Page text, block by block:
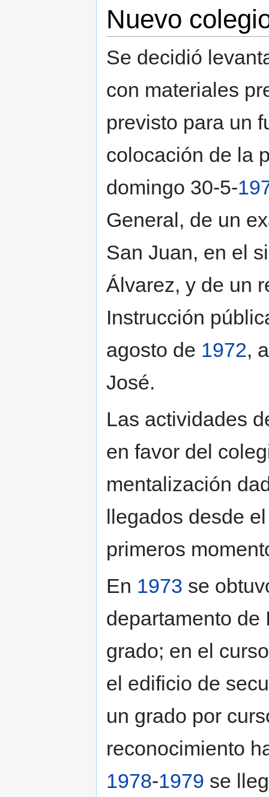
Nuevo
Se decidió
con materiales
previsto para un
colocación de la
domingo 30-5-
General, de un
San Juan, en el
Álvarez, y de un
Instrucción
agosto de 1972,
José.
Las actividades
en favor del
mentalización
llegados desde
primeros
En 1973 se
departamento de
grado; en el
el edificio de
un grado por
reconocimiento
1978-1979 se